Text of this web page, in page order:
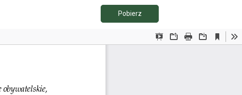
PobierzPobierz PDF